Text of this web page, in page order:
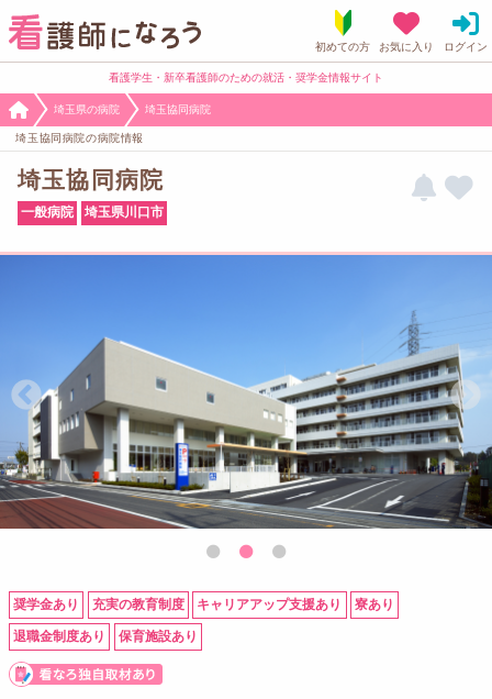
看護学生・新卒看護師のための就活・奨学金情報サイト
埼玉県の病院 埼玉協同病院
埼玉協同病院の病院情報
埼玉協同病院
一般病院 埼玉県川口市
奨学金あり 充実の教育制度 キャリアアップ支援あり 寮あり
退職金制度あり 保育施設あり